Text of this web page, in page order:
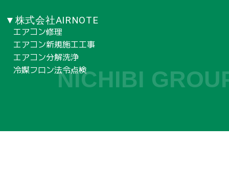
▼株式会社AIRNOTE
エアコン修理
エアコン新規施工工事
エアコン分解洗浄
冷媒フロン法令点検NICHIBI